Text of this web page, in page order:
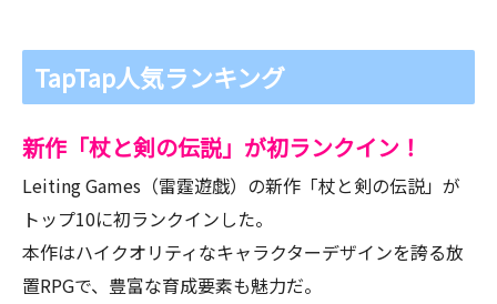
TapTap人気ランキング
新作「杖と剣の伝説」が初ランクイン！
Leiting Games（雷霆遊戯）の新作「杖と剣の伝説」が
トップ10に初ランクインした。
本作はハイクオリティなキャラクターデザインを誇る放
置RPGで、豊富な育成要素も魅力だ。